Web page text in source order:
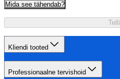
Mida see tähendab?
Telli
Kliendi tooted
Professionaalne tervishoid